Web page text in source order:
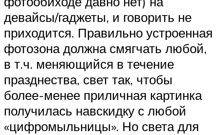
девайсы/гаджеты, и говорить не
приходится. Правильно устроенная
фотозона должна смягчать любой,
в т.ч. меняющийся в течение
празднества, свет так, чтобы
более-менее приличная картинка
получилась навскидку с любой
«цифромыльницы». Но света для